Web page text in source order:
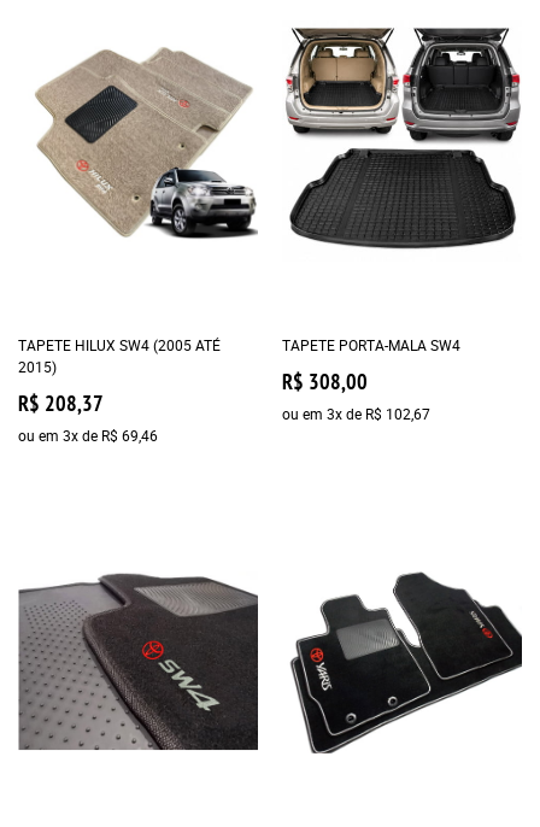
TAPETE HILUX SW4 (2005 ATÉ
2015)
R$ 208,37
ou em 3xde R$ 69,46
TAPETE PORTA-MALA SW4
R$ 308,00
ou em 3xde R$ 102,67